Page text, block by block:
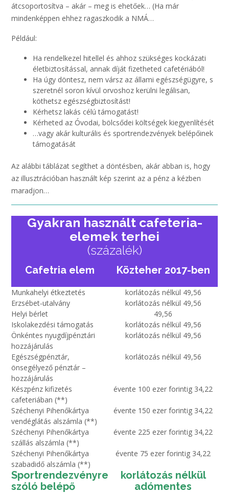
átcsoportosítva – akár – meg is ehetőek… (Ha már
mindenképpen ehhez ragaszkodik a NMÁ…
Például:
Ha rendelkezel hitellel és ahhoz szükséges kockázati
életbiztosítással, annak díját fizetheted cafetériából!
Ha úgy döntesz, nem vársz az állami egészségügyre, s
szeretnél soron kívül orvoshoz kerülni legálisan,
köthetsz egészségbiztosítást!
Kérhetsz lakás célú támogatást!
Kérheted az Óvodai, bölcsődei költségek kiegyenlítését
…vagy akár kulturális és sportrendezvények belépőinek
támogatását
Az alábbi táblázat segíthet a döntésben, akár abban is, hogy
az illusztrációban használt kép szerint az a pénz a kézben
maradjon…
Gyakran használt cafeteria-
elemek terhei
(százalék)
Cafetria elem Közteher 2017-ben
Munkahelyi étkeztetés
korlátozás nélkül 49,56
Erzsébet-utalvány
korlátozás nélkül 49,56
Helyi bérlet
49,56
Iskolakezdési támogatás
korlátozás nélkül 49,56
Önkéntes nyugdíjpénztári
hozzájárulás
korlátozás nélkül 49,56
Egészségpénztár,
önsegélyező pénztár –
hozzájárulás
korlátozás nélkül 49,56
Készpénz kifizetés
cafeteriában (**)
évente 100 ezer forintig 34,22
Széchenyi Pihenőkártya
vendéglátás alszámla (**)
évente 150 ezer forintig 34,22
Széchenyi Pihenőkártya
szállás alszámla (**)
évente 225 ezer forintig 34,22
Széchenyi Pihenőkártya
szabadidő alszámla (**)
évente 75 ezer forintig 34,22
Sportrendezvényre
szóló belépő
korlátozás nélkül
adómentes